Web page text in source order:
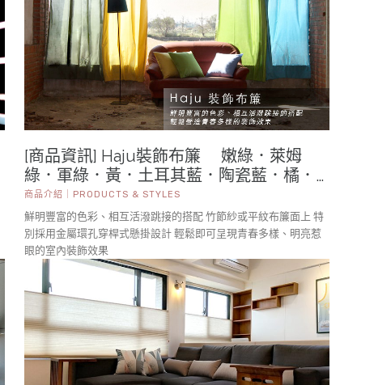
[商品資訊] Haju裝飾布簾 嫩綠．萊姆
綠．軍綠．黃．土耳其藍．陶瓷藍．橘．
紅．紫紅．酒紅 寬140cm × 高250cm
金屬環孔穿桿式
商品介紹｜PRODUCTS & STYLES
鮮明豐富的色彩、相互活潑跳接的搭配 竹節紗或平紋布簾面上 特
別採用金屬環孔穿桿式懸掛設計 輕鬆即可呈現青春多樣、明亮惹
眼的室內裝飾效果